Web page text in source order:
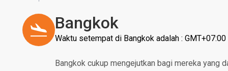
Bangkok
Waktu setempat di Bangkok adalah : GMT+07:00
Bangkok cukup mengejutkan bagi mereka yang